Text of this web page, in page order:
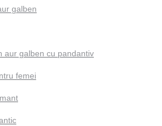
galben
aur galben cu pandantiv
femei